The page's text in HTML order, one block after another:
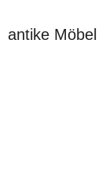
antike Möbel